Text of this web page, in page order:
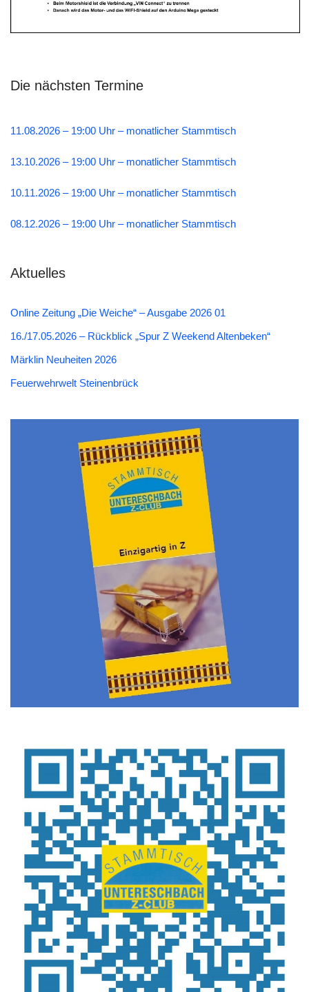
Die nächsten Termine
11.08.2026 – 19:00 Uhr – monatlicher Stammtisch
13.10.2026 – 19:00 Uhr – monatlicher Stammtisch
10.11.2026 – 19:00 Uhr – monatlicher Stammtisch
08.12.2026 – 19:00 Uhr – monatlicher Stammtisch
Aktuelles
Online Zeitung „Die Weiche“ – Ausgabe 2026 01
16./17.05.2026 – Rückblick „Spur Z Weekend Altenbeken“
Märklin Neuheiten 2026
Feuerwehrwelt Steinenbrück